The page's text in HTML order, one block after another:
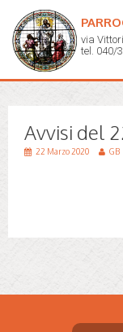
via
tel. 040/
Avvisi del
22 Marzo 2020 GB